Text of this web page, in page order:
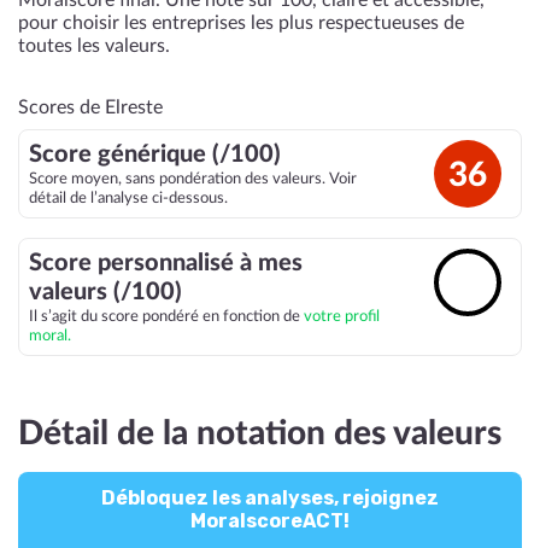
pour choisir les entreprises les plus respectueuses de
toutes les valeurs.
Scores de Elreste
Score générique (/100)
Score moyen, sans pondération des valeurs. Voir
détail de l’analyse ci-dessous.
36
Score personnalisé à mes
valeurs (/100)
Il s’agit du score pondéré en fonction de votre profil
moral.
Détail de la notation des valeurs
Débloquez les analyses, rejoignez
MoralscoreACT!